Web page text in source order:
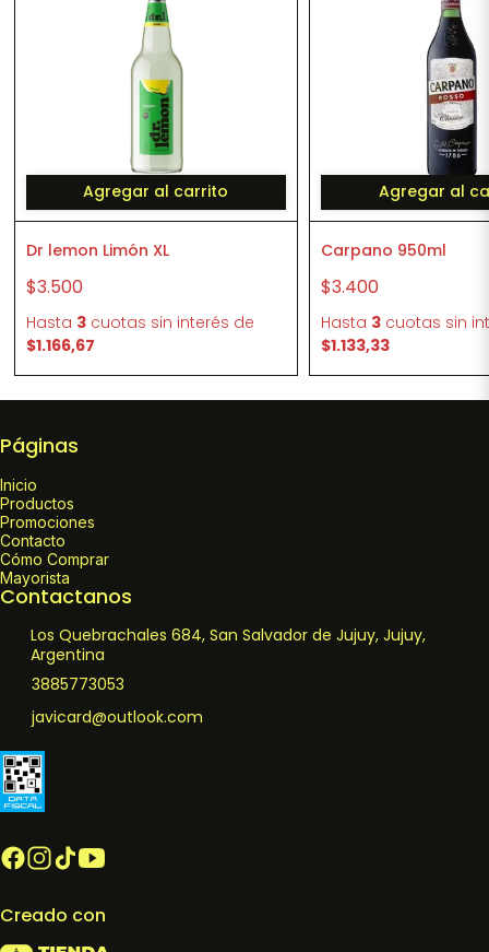
Agregar al carrito
Dr lemon Limón XL
$3.500
Hasta 3cuotas sin interés de
$1.166,67
Agregar al
Carpano 950ml
$3.400
Hasta 3 cuotas sin
$1.133,33
Páginas
Inicio
Productos
Promociones
Contacto
Cómo Comprar
Mayorista
Contactanos
Los Quebrachales 684, San Salvador de Jujuy, Jujuy,
Argentina
3885773053
javicard@outlook.com
Creado con